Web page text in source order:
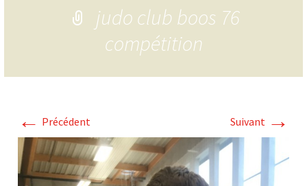
judo club boos 76
compétition
← Précédent Suivant →